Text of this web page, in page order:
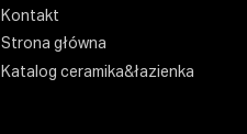
Kontakt
Strona główna
Katalog ceramika&łazienka